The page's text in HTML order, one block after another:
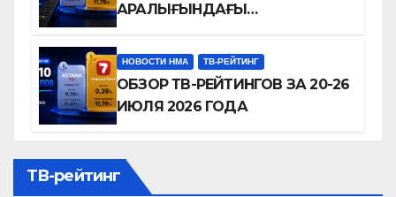
АРАЛЫҒЫНДАҒЫ
ШОЛУ
НОВОСТИ НМА ТВ-РЕЙТИНГ
ОБЗОР ТВ-РЕЙТИНГОВ ЗА 20-26
ИЮЛЯ 2026 ГОДА
ТВ-рейтинг